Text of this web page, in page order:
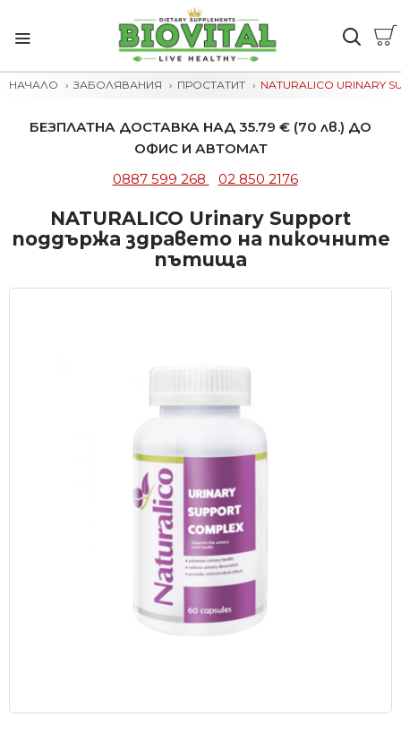
НАЧАЛО ЗАБОЛЯВАНИЯ ПРОСТАТИТ NATURALICO
БЕЗПЛАТНА ДОСТАВКА НАД 35.79 € (70 лв.) ДО
ОФИС И АВТОМАТ
0887 599 268
02 850 2176
NATURALICO Urinary Support
поддържа здравето на пикочните
пътища